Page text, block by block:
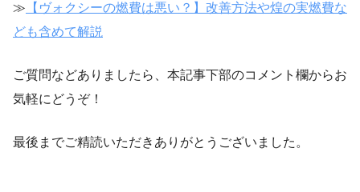
≫ 【ヴォクシーの燃費は悪い？】改善方法や煌の実燃費な
ども含めて解説
ご質問などありましたら、本記事下部のコメント欄からお
気軽にどうぞ！
最後までご精読いただきありがとうございました。